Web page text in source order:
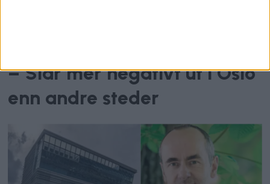
– Slår mer negativt ut i Oslo
enn andre steder